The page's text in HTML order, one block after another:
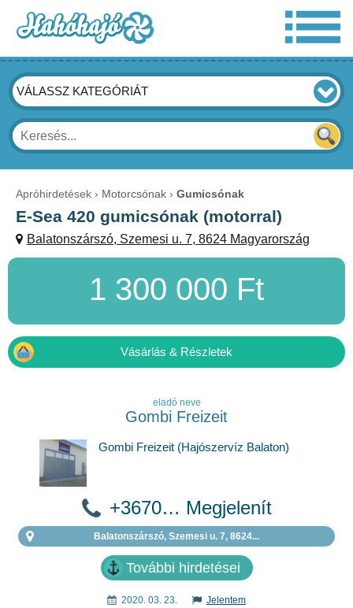
VÁLASSZ KATEGÓRIÁT
Apróhirdetések Motorcsónak Gumicsónak
E-Sea 420 gumicsónak (motorral)
Balatonszárszó, Szemesi u. 7, 8624 Magyarország
1 300 000 Ft
Vásárlás & Részletek
eladó neve
Gombi Freizeit
Gombi Freizeit (Hajószervíz Balaton)
+3670… Megjelenít
Balatonszárszó, Szemesi u. 7, 8624...
További hirdetései
2020. 03. 23. Jelentem